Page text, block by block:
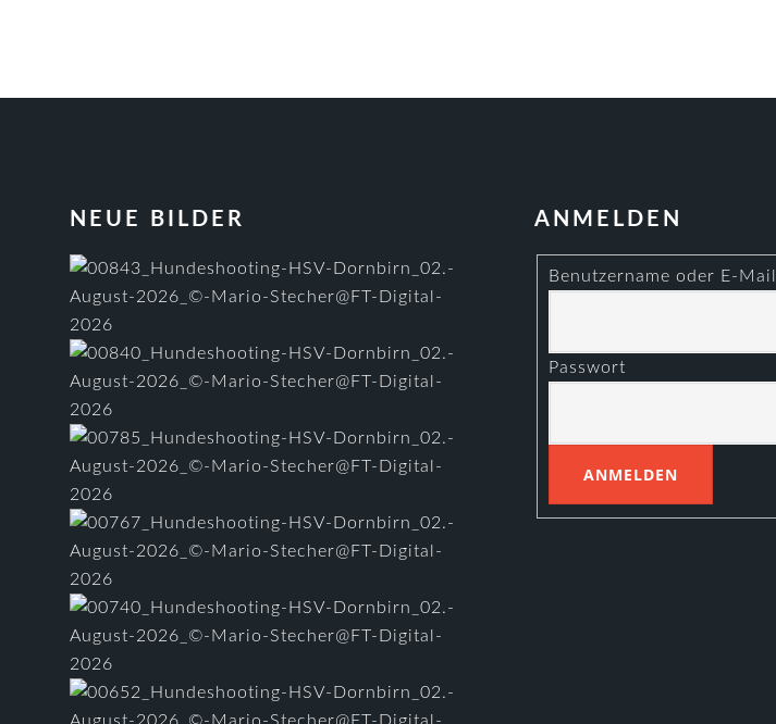
FOOTER
NEUE BILDER ANMELDEN
Benutzername oder E-
Passwort